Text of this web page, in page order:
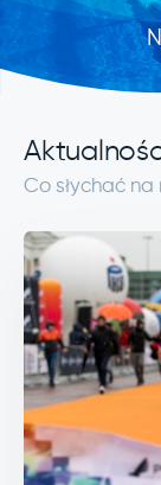
Co słychać